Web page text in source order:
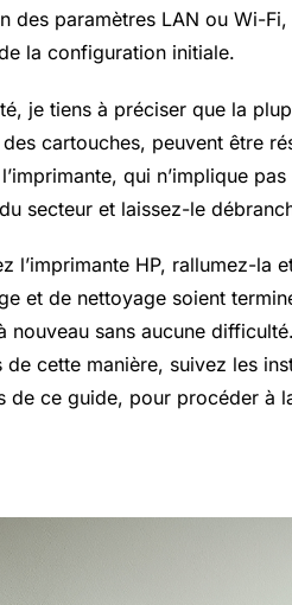
des paramètres LAN ou Wi-Fi,
la configuration initiale.
je tiens à préciser que la
cartouches, peuvent être
qui n’implique
secteur et laissez-le
l’imprimante HP, rallumez-la
et de nettoyage soient
sans aucune
de cette manière, suivez les
de ce guide, pour procéder à